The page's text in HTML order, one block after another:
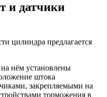
и датчики
цилиндра предлагается
нём установлены
штока
закрепляемыми на
торможения в